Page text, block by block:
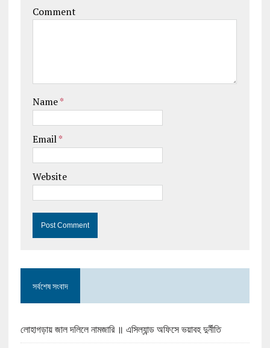
Comment
Name*
Email*
Website
সর্বশেষ সংবাদ
লোহাগড়ায় জাল দলিলে নামজারি ॥ এসিল্যান্ড অফিসে ভয়াবহ দুর্নীতি